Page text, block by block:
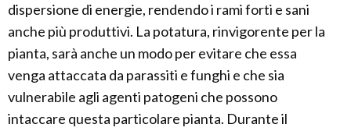
dispersione di energie, rendendo i rami forti e sani
anche più produttivi. La potatura, rinvigorente per la
pianta, sarà anche un modo per evitare che essa
venga attaccata da parassiti e funghi e che sia
vulnerabile agli agenti patogeni che possono
intaccare questa particolare pianta. Durante il